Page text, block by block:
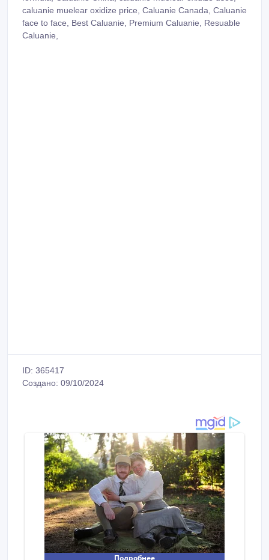
caluanie muelear oxidize price, Caluanie Canada, Caluanie
face to face, Best Caluanie, Premium Caluanie, Resuable
Caluanie,
ID: 365417
Создано: 09/10/2024